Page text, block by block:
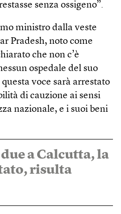
senza ossigeno”.
ministro dalla veste
Pradesh, noto come
che non c’è
ospedale del suo
voce sarà arrestato
di cauzione ai sensi
nazionale, e i suoi beni
a Calcutta, la
risulta